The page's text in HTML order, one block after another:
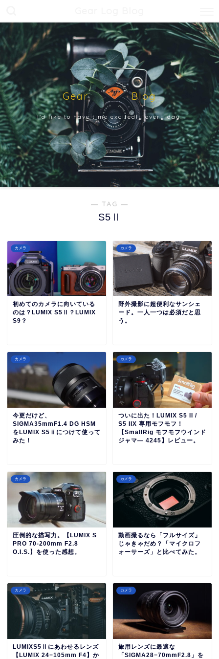
Gear Blog
I'd like to have time excitedly every day.
― TAG ―
S5Ⅱ
カメラ
初めてのカメラに向いている
のは？LUMIX S5Ⅱ？LUMIX
S9？
カメラ
野外撮影に超便利なサンシェ
ード。一人一つは必須だと思
う。
カメラ
今更だけど、
SIGMA35mmF1.4 DG HSM
をLUMIX S5ⅱにつけて使って
みた！
カメラ
ついに出た！LUMIX S5 II /
S5 IIX 専用モフモフ！
【SmallRig モフモフウインド
ジャマ― 4245】レビュー。
カメラ
圧倒的な描写力。【LUMIX S
PRO 70-200mm F2.8
O.I.S.】を使った感想。
カメラ
動画撮るなら「フルサイズ」
じゃきゃだめ？「マイクロフ
ォーサーズ」と比べてみた。
カメラ
LUMIXS5Ⅱにあわせるレンズ
【LUMIX 24−105mm F4】か
カメラ
旅用レンズに最適な
「SIGMA28−70mmF2.8」を